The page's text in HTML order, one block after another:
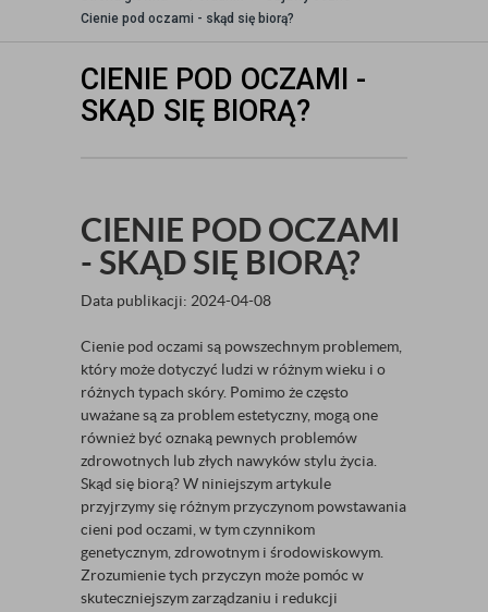
Cienie pod oczami - skąd się biorą?
CIENIE POD OCZAMI -
SKĄD SIĘ BIORĄ?
CIENIE POD OCZAMI
- SKĄD SIĘ BIORĄ?
Data publikacji: 2024-04-08
Cienie pod oczami są powszechnym problemem,
który może dotyczyć ludzi w różnym wieku i o
różnych typach skóry. Pomimo że często
uważane są za problem estetyczny, mogą one
również być oznaką pewnych problemów
zdrowotnych lub złych nawyków stylu życia.
Skąd się biorą? W niniejszym artykule
przyjrzymy się różnym przyczynom powstawania
cieni pod oczami, w tym czynnikom
genetycznym, zdrowotnym i środowiskowym.
Zrozumienie tych przyczyn może pomóc w
skuteczniejszym zarządzaniu i redukcji